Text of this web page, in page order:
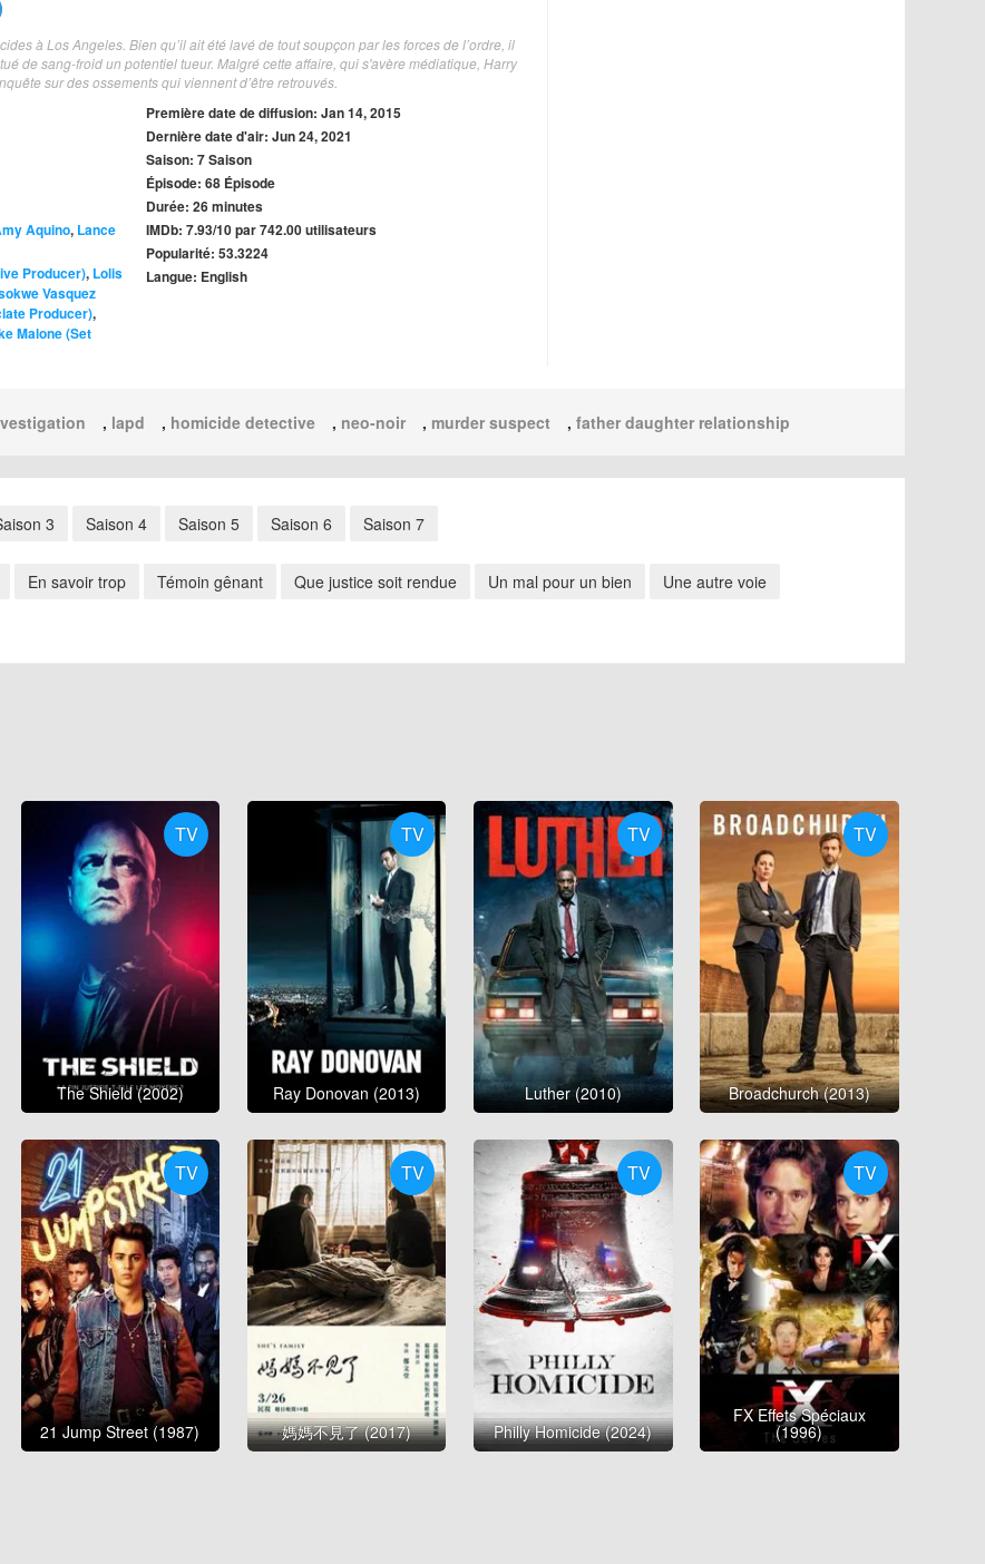
à Los Angeles. Bien qu’il ait été lavé de tout soupçon par les forces de l’ordre, il
de sang-froid un potentiel tueur. Malgré cette affaire, qui s'avère médiatique, Harry
sur des ossements qui viennent d’être retrouvés.
Aquino, Lance
Producer), Lolis
Vasquez
Producer),
Malone (Set
Première date de diffusion: Jan 14, 2015
Dernière date d'air: Jun 24, 2021
Saison: 7 Saison
Épisode: 68 Épisode
Durée: 26 minutes
IMDb: 7.93/10 par 742.00 utilisateurs
Popularité: 53.3224
Langue: English
, lapd , homicide detective , neo-noir , murder suspect , father daughter relationship
3 Saison 4 Saison 5 Saison 6 Saison 7
En savoir trop Témoin gênant Que justice soit rendue Un mal pour un bien Une autre voie
TV
The Shield (2002)
TV
Ray Donovan (2013)
TV
Luther (2010)
TV
Broadchurch (2013)
TV
21 Jump Street (1987)
TV
媽媽不見了 (2017)
TV
Philly Homicide (2024)
TV
FX Effets Spéciaux
(1996)